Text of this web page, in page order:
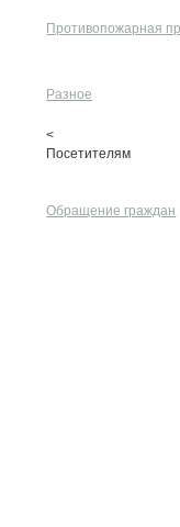
Противопожарная
Разное
<
Посетителям
Обращение граждан